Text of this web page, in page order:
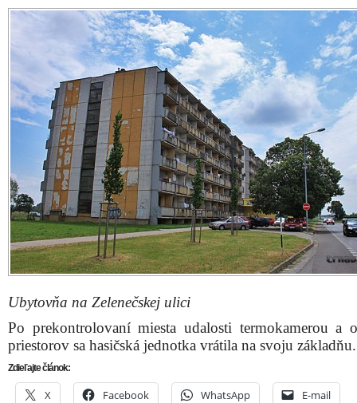
Ubytovňa na Zelenečskej ulici
Po prekontrolovaní miesta udalosti termokamerou a
priestorov sa hasičská jednotka vrátila na svoju základňu.
Zdieľajte článok:
X Facebook WhatsApp E-mail